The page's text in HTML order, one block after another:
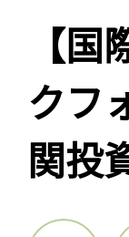
【
クフ
関投